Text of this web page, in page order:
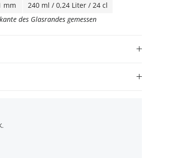
mm
240 ml / 0,24 Liter / 24 cl
des Glasrandes gemessen